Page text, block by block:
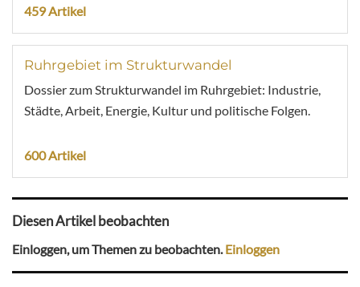
459 Artikel
Ruhrgebiet im Strukturwandel
Dossier zum Strukturwandel im Ruhrgebiet: Industrie,
Städte, Arbeit, Energie, Kultur und politische Folgen.
600 Artikel
Diesen Artikel beobachten
Einloggen, um Themen zu beobachten.Einloggen